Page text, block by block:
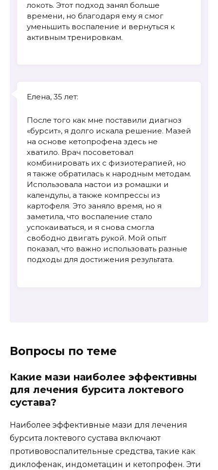
локоть. Этот подход занял больше
времени, но благодаря ему я смог
уменьшить воспаление и вернуться к
активным тренировкам.
Елена, 35 лет:
После того как мне поставили диагноз
«бурсит», я долго искала решение. Мазей
на основе кетопрофена здесь не
хватило. Врач посоветовал
комбинировать их с физиотерапией, но
я также обратилась к народным методам.
Использовала настои из ромашки и
календулы, а также компрессы из
картофеля. Это заняло время, но я
заметила, что воспаление стало
успокаиваться, и я снова смогла
свободно двигать рукой. Мой опыт
показал, что важно использовать разные
подходы для достижения результата.
Вопросы по теме
Какие мази наиболее эффективны
для лечения бурсита локтевого
сустава?
Наиболее эффективные мази для лечения
бурсита локтевого сустава включают
противовоспалительные средства, такие как
диклофенак, индометацин и кетопрофен. Эти